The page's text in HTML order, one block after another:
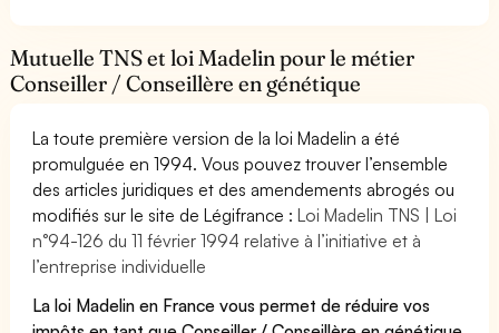
Mutuelle TNS et loi Madelin pour le métier
Conseiller / Conseillère en génétique
La toute première version de la loi Madelin a été
promulguée en 1994. Vous pouvez trouver l’ensemble
des articles juridiques et des amendements abrogés ou
modifiés sur le site de Légifrance :Loi Madelin TNS | Loi
n°94-126 du 11 février 1994 relative à l’initiative et à
l’entreprise individuelle
La loi Madelin en France vous permet de réduire vos